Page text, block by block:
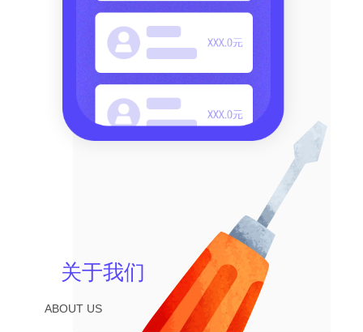
关于我们
ABOUT US